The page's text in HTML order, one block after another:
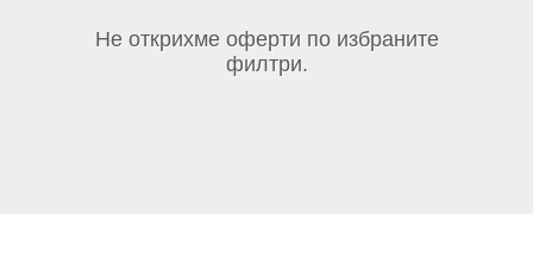
Не открихме оферти по избраните
филтри.